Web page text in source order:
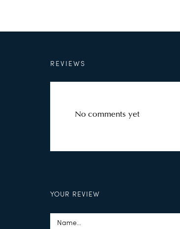
REVIEWS
No comments yet
YOUR REVIEW